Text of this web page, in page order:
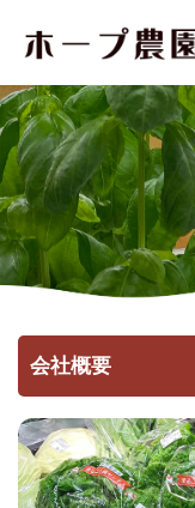
ホーム
ホープ農園のこだわり
生産野菜
会社概要
プライバシーポリシー
お問い合わせ
会社概要